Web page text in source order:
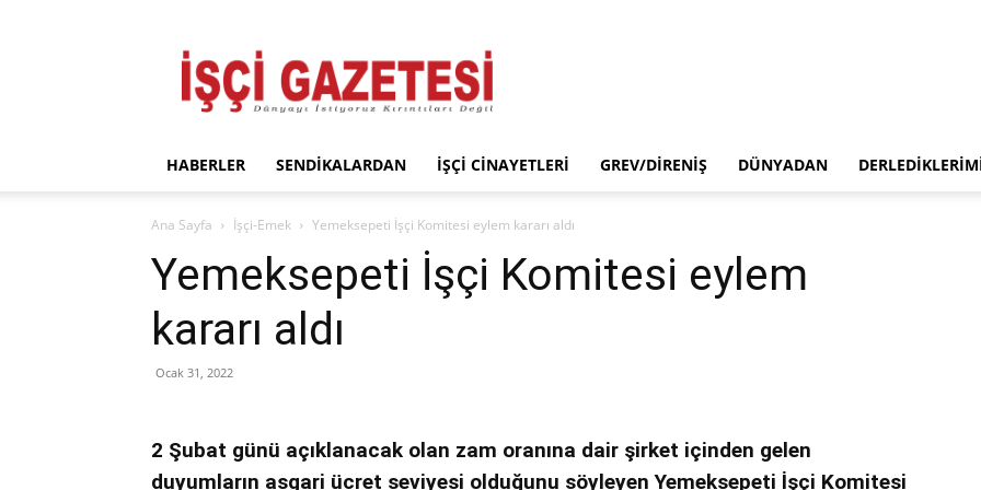
Gazetesi
HABERLER SENDIKALARDAN İŞÇI CINAYETLERI GREV/DIRENIŞ DÜNYADAN
Ana Sayfa İşçi-Emek Yemeksepeti İşçi Komitesi eylem kararı aldı
Yemeksepeti İşçi Komitesi eylem
kararı aldı
Ocak 31, 2022
2 Şubat günü açıklanacak olan zam oranına dair şirket içinden gelen
duyumların asgari ücret seviyesi olduğunu söyleyen Yemeksepeti İşçi Komitesi